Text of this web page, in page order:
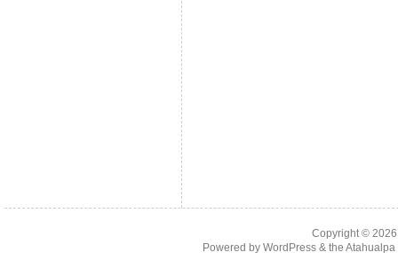
Copyright ©
Powered by WordPress& the Atahualpa